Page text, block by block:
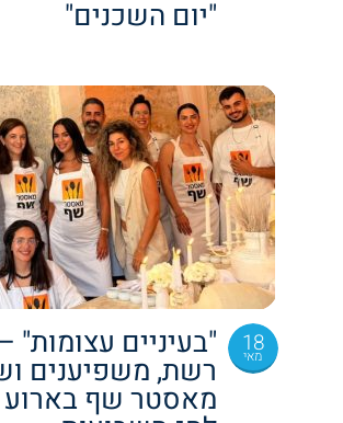
"יום השכנים"
18
מאי "בעיניים עצומות"
רשת, משפיענים
מאסטר שף בארוע